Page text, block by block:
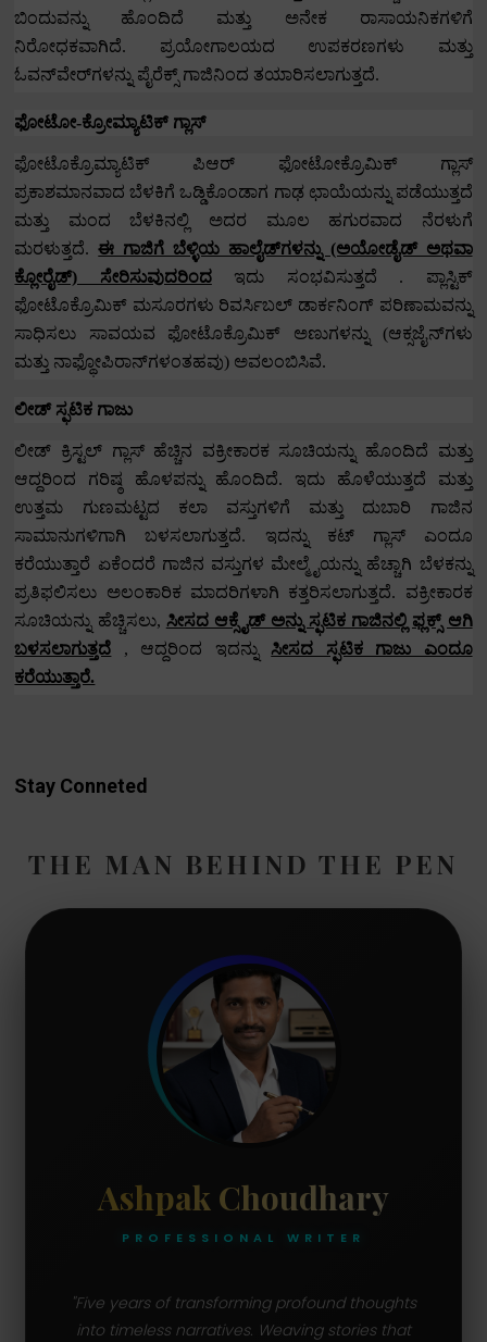
ಬಿಂದುವನ್ನು ಹೊಂದಿದೆ ಮತ್ತು ಅನೇಕ ರಾಸಾಯನಿಕಗಳಿಗೆ
ನಿರೋಧಕವಾಗಿದೆ.
ಪ್ರಯೋಗಾಲಯದ ಉಪಕರಣಗಳು ಮತ್ತು
ಓವನ್‌ವೇರ್‌ಗಳನ್ನು ಪೈರೆಕ್ಸ್ ಗಾಜಿನಿಂದ ತಯಾರಿಸಲಾಗುತ್ತದೆ.
ಫೋಟೋ-ಕ್ರೋಮ್ಯಾಟಿಕ್ ಗ್ಲಾಸ್
ಫೋಟೊಕ್ರೊಮ್ಯಾಟಿಕ್ ಪಿಆರ್ ಫೋಟೋಕ್ರೊಮಿಕ್ ಗ್ಲಾಸ್
ಪ್ರಕಾಶಮಾನವಾದ ಬೆಳಕಿಗೆ ಒಡ್ಡಿಕೊಂಡಾಗ ಗಾಢ ಛಾಯೆಯನ್ನು ಪಡೆಯುತ್ತದೆ
ಮತ್ತು ಮಂದ ಬೆಳಕಿನಲ್ಲಿ ಅದರ ಮೂಲ ಹಗುರವಾದ ನೆರಳುಗೆ
ಮರಳುತ್ತದೆ. ಈ ಗಾಜಿಗೆ ಬೆಳ್ಳಿಯ ಹಾಲೈಡ್‌ಗಳನ್ನು (ಅಯೋಡೈಡ್ ಅಥವಾ
ಕ್ಲೋರೈಡ್) ಸೇರಿಸುವುದರಿಂದ
ಇದು ಸಂಭವಿಸುತ್ತದೆ .
ಪ್ಲಾಸ್ಟಿಕ್
ಫೋಟೊಕ್ರೊಮಿಕ್ ಮಸೂರಗಳು ರಿವರ್ಸಿಬಲ್ ಡಾರ್ಕನಿಂಗ್ ಪರಿಣಾಮವನ್ನು
ಸಾಧಿಸಲು ಸಾವಯವ ಫೋಟೊಕ್ರೊಮಿಕ್ ಅಣುಗಳನ್ನು (ಆಕ್ಸಜೈನ್‌ಗಳು
ಮತ್ತು ನಾಫ್ಥೋಪಿರಾನ್‌ಗಳಂತಹವು) ಅವಲಂಬಿಸಿವೆ.
ಲೀಡ್ ಸ್ಫಟಿಕ ಗಾಜು
ಲೀಡ್ ಕ್ರಿಸ್ಟಲ್ ಗ್ಲಾಸ್ ಹೆಚ್ಚಿನ ವಕ್ರೀಕಾರಕ ಸೂಚಿಯನ್ನು ಹೊಂದಿದೆ ಮತ್ತು
ಆದ್ದರಿಂದ ಗರಿಷ್ಠ ಹೊಳಪನ್ನು ಹೊಂದಿದೆ.
ಇದು ಹೊಳೆಯುತ್ತದೆ ಮತ್ತು
ಉತ್ತಮ ಗುಣಮಟ್ಟದ ಕಲಾ ವಸ್ತುಗಳಿಗೆ ಮತ್ತು ದುಬಾರಿ ಗಾಜಿನ
ಸಾಮಾನುಗಳಿಗಾಗಿ ಬಳಸಲಾಗುತ್ತದೆ.
ಇದನ್ನು ಕಟ್ ಗ್ಲಾಸ್ ಎಂದೂ
ಕರೆಯುತ್ತಾರೆ ಏಕೆಂದರೆ ಗಾಜಿನ ವಸ್ತುಗಳ ಮೇಲ್ಮೈಯನ್ನು ಹೆಚ್ಚಾಗಿ ಬೆಳಕನ್ನು
ಪ್ರತಿಫಲಿಸಲು ಅಲಂಕಾರಿಕ ಮಾದರಿಗಳಾಗಿ ಕತ್ತರಿಸಲಾಗುತ್ತದೆ.
ವಕ್ರೀಕಾರಕ
ಸೂಚಿಯನ್ನು ಹೆಚ್ಚಿಸಲು, ಸೀಸದ ಆಕ್ಸೈಡ್ ಅನ್ನು ಸ್ಫಟಿಕ ಗಾಜಿನಲ್ಲಿ ಫ್ಲಕ್ಸ್ ಆಗಿ
ಬಳಸಲಾಗುತ್ತದೆ
, ಆದ್ದರಿಂದ ಇದನ್ನು
ಸೀಸದ ಸ್ಫಟಿಕ ಗಾಜು ಎಂದೂ
ಕರೆಯುತ್ತಾರೆ.
Stay Conneted
THE MAN BEHIND THE PEN
Ashpak Choudhary
PROFESSIONAL WRITER
"Five years of transforming profound thoughts
into timeless narratives. Weaving stories that